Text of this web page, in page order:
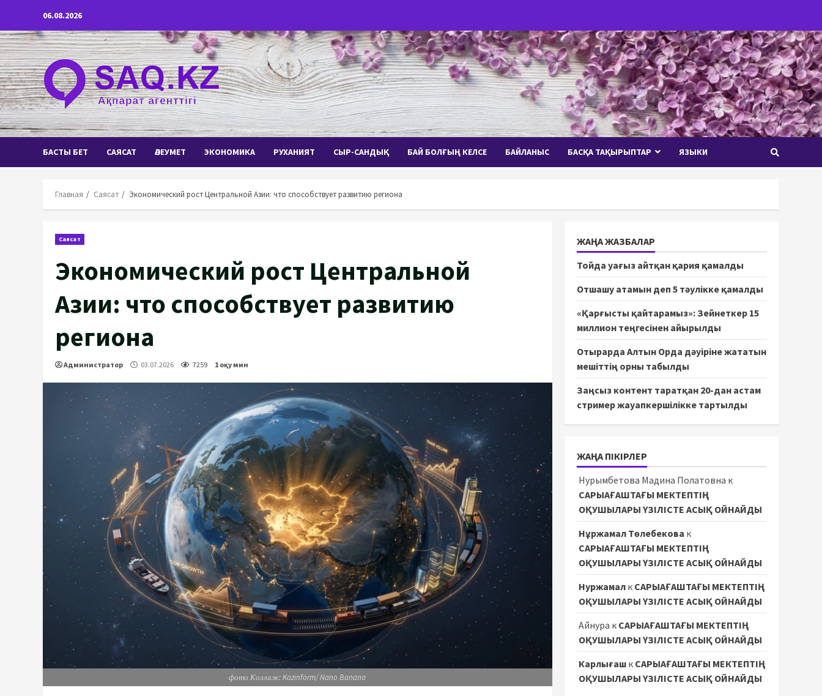
содержимому
06.08.2026
БАСТЫ БЕТ САЯСАТ ӘЛЕУМЕТ ЭКОНОМИКА РУХАНИЯТ СЫР-САНДЫҚ БАЙ БОЛҒЫҢ КЕЛСЕ БАЙЛАНЫС БАСҚА ТАҚЫРЫПТАР ЯЗЫКИ
Главная Саясат Экономический рост Центральной Азии: что способствует развитию региона
Саясат
Экономический рост Центральной
Азии: что способствует развитию
региона
Администратор 03.07.2026 7259 1 оқу мин
фото Коллаж: Kazinform/ Nano Banana
ЖАҢА ЖАЗБАЛАР
Тойда уағыз айтқан қария қамалды
Отшашу атамын деп 5 тәулікке қамалды
«Қарғысты қайтарамыз»: Зейнеткер 15
миллион теңгесінен айырылды
Отырарда Алтын Орда дәуіріне жататын
мешіттің орны табылды
Заңсыз контент таратқан 20-дан астам
стример жауапкершілікке тартылды
ЖАҢА ПІКІРЛЕР
Нурымбетова Мадина Полатовна к
САРЫАҒАШТАҒЫ МЕКТЕПТІҢ
ОҚУШЫЛАРЫ ҮЗІЛІСТЕ АСЫҚ ОЙНАЙДЫ
Нұржамал Төлебекова к
САРЫАҒАШТАҒЫ МЕКТЕПТІҢ
ОҚУШЫЛАРЫ ҮЗІЛІСТЕ АСЫҚ ОЙНАЙДЫ
Нуржамалк САРЫАҒАШТАҒЫ МЕКТЕПТІҢ
ОҚУШЫЛАРЫ ҮЗІЛІСТЕ АСЫҚ ОЙНАЙДЫ
Айнура к САРЫАҒАШТАҒЫ МЕКТЕПТІҢ
ОҚУШЫЛАРЫ ҮЗІЛІСТЕ АСЫҚ ОЙНАЙДЫ
Карлығашк САРЫАҒАШТАҒЫ МЕКТЕПТІҢ
ОҚУШЫЛАРЫ ҮЗІЛІСТЕ АСЫҚ ОЙНАЙДЫ